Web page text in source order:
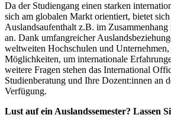
Da der Studiengang einen starken
sich am globalen Markt orientiert, bietet
Auslandsaufenthalt z.B. im
an. Dank umfangreicher
weltweiten Hochschulen und
Möglichkeiten, um internationale
weitere Fragen stehen das International
Studienberatung und Ihre Dozent:innen an
Verfügung.
Lust auf ein Auslandssemester? Lassen